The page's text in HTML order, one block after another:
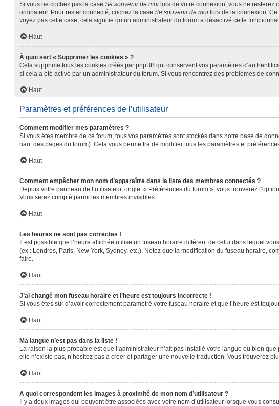
Si vous ne cochez pas la case Se souvenir de moilors de votre connexion, vous ne resterez
ordinateur. Pour rester connecté, cochez la case Se souvenir de moilors de la connexion. Ce
voyez pas cette case, cela signifie qu’un administrateur du forum a désactivé cette
Haut
À quoi sert « Supprimer les cookies » ?
Cela supprime tous les cookies créés par phpBB qui conservent vos paramètres
si cela a été activé par un administrateur du forum. Si vous rencontrez des problèmes de
Haut
Paramètres et préférences de l’utilisateur
Comment modifier mes paramètres ?
Si vous êtes membre de ce forum, tous vos paramètres sont stockés dans notre base de
haut des pages du forum). Cela vous permettra de modifier tous les paramètres et
Haut
Comment empêcher mon nom d’apparaître dans la liste des membres connectés ?
Depuis votre panneau de l’utilisateur, onglet « Préférences du forum », vous trouverez l’option
Vous serez compté parmi les membres invisibles.
Haut
Les heures ne sont pas correctes !
Il est possible que l’heure affichée utilise un fuseau horaire différent de celui dans lequel
(ex : Londres, Paris, New York, Sydney, etc.). Notez que la modification du fuseau horaire,
faire.
Haut
J’ai changé mon fuseau horaire et l’heure est toujours incorrecte !
Si vous êtes sûr d’avoir correctement paramétré votre fuseau horaire et que l’heure est
Haut
Ma langue n’est pas dans la liste !
La raison la plus probable est que l’administrateur n’ait pas installé votre langue ou bien
elle n’existe pas, n’hésitez pas à créer et partager une nouvelle traduction. Vous trouverez
Haut
A quoi correspondent les images à proximité de mon nom d’utilisateur ?
Il y a deux images qui peuvent être associées avec votre nom d’utilisateur lorsque vous